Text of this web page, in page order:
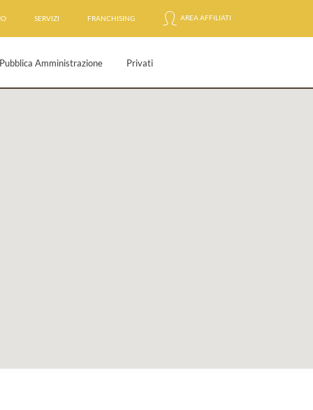
SERVIZI FRANCHISING AREA AFFILIATI
Pubblica Amministrazione Privati